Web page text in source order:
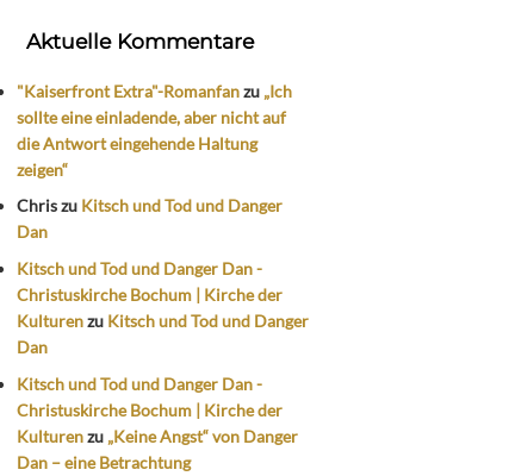
Aktuelle Kommentare
"Kaiserfront Extra"-Romanfanzu „Ich
sollte eine einladende, aber nicht auf
die Antwort eingehende Haltung
zeigen“
Chriszu Kitsch und Tod und Danger
Dan
Kitsch und Tod und Danger Dan -
Christuskirche Bochum | Kirche der
Kulturenzu Kitsch und Tod und Danger
Dan
Kitsch und Tod und Danger Dan -
Christuskirche Bochum | Kirche der
Kulturenzu „Keine Angst“ von Danger
Dan – eine Betrachtung